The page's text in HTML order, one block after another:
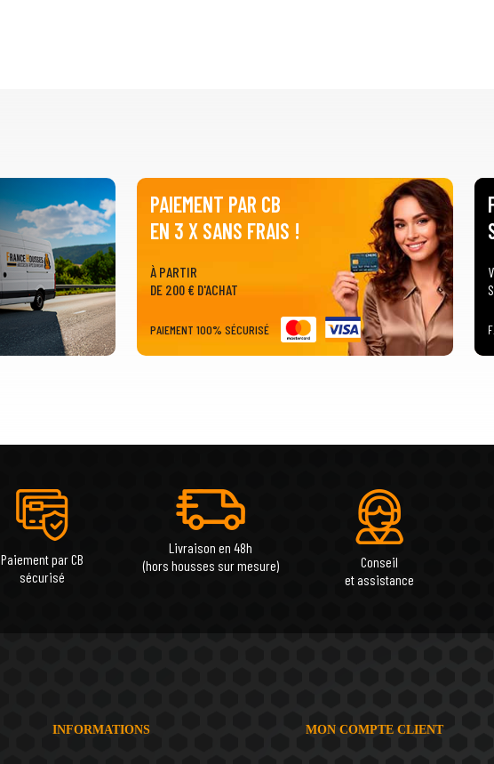
PAIEMENT PAR CB
EN 3 X SANS FRAIS !
À PARTIR
DE 200 € D'ACHAT
PAIEMENT 100% SÉCURISÉ
Paiement par CB
sécurisé
Livraison en 48h
(hors housses sur mesure)
Conseil
et assistance
INFORMATIONS MON COMPTE CLIENT